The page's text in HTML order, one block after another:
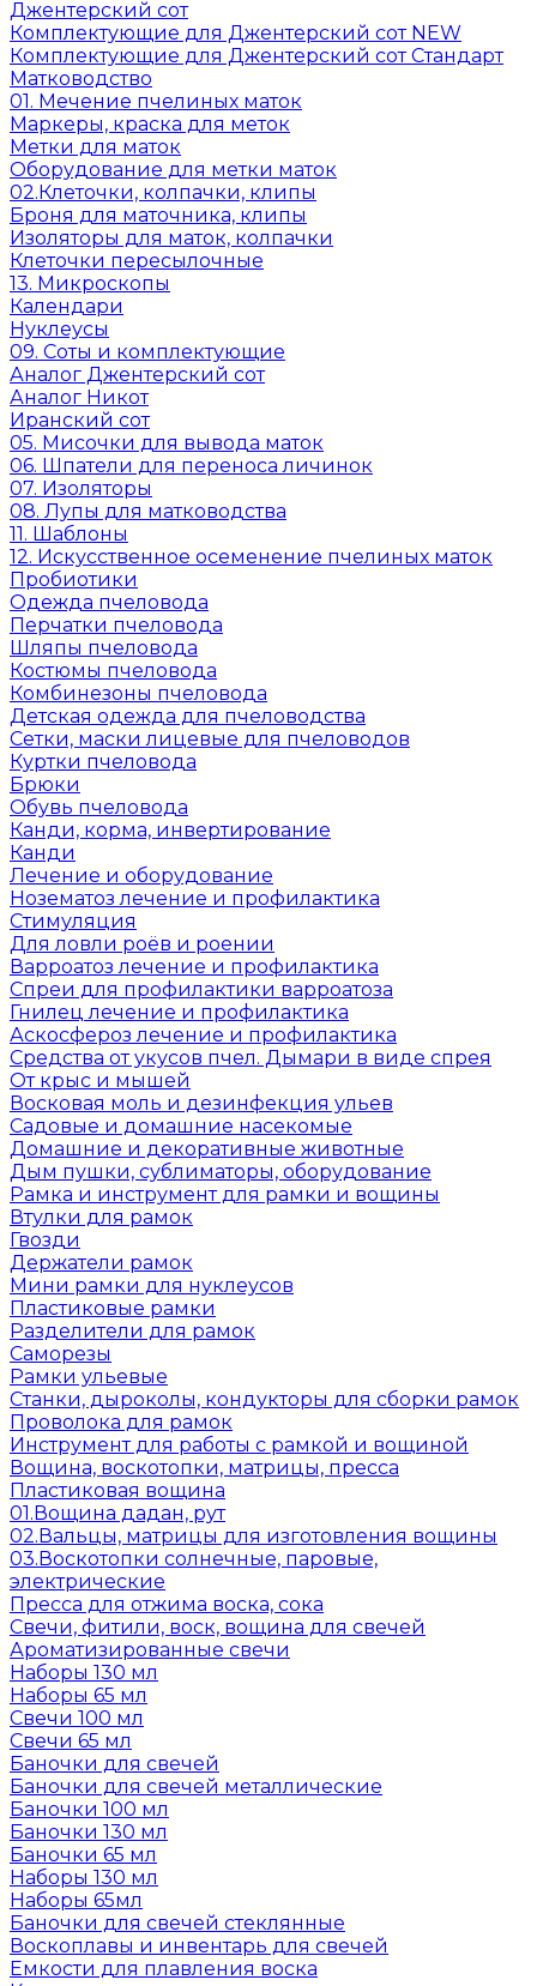
Джентерский сот
Комплектующие для Джентерский сот NEW
Комплектующие для Джентерский сот Стандарт
Матководство
01. Мечение пчелиных маток
Маркеры, краска для меток
Метки для маток
Оборудование для метки маток
02.Клеточки, колпачки, клипы
Броня для маточника, клипы
Изоляторы для маток, колпачки
Клеточки пересылочные
13. Микроскопы
Календари
Нуклеусы
09. Соты и комплектующие
Аналог Джентерский сот
Аналог Никот
Иранский сот
05. Мисочки для вывода маток
06. Шпатели для переноса личинок
07. Изоляторы
08. Лупы для матководства
11. Шаблоны
12. Искусственное осеменение пчелиных маток
Пробиотики
Одежда пчеловода
Перчатки пчеловода
Шляпы пчеловода
Костюмы пчеловода
Комбинезоны пчеловода
Детская одежда для пчеловодства
Сетки, маски лицевые для пчеловодов
Куртки пчеловода
Брюки
Обувь пчеловода
Канди, корма, инвертирование
Канди
Лечение и оборудование
Нозематоз лечение и профилактика
Стимуляция
Для ловли роёв и роении
Варроатоз лечение и профилактика
Спреи для профилактики варроатоза
Гнилец лечение и профилактика
Аскосфероз лечение и профилактика
Средства от укусов пчел. Дымари в виде спрея
От крыс и мышей
Восковая моль и дезинфекция ульев
Садовые и домашние насекомые
Домашние и декоративные животные
Дым пушки, сублиматоры, оборудование
Рамка и инструмент для рамки и вощины
Втулки для рамок
Гвозди
Держатели рамок
Мини рамки для нуклеусов
Пластиковые рамки
Разделители для рамок
Саморезы
Рамки ульевые
Станки, дыроколы, кондукторы для сборки рамок
Проволока для рамок
Инструмент для работы с рамкой и вощиной
Вощина, воскотопки, матрицы, пресса
Пластиковая вощина
01.Вощина дадан, рут
02.Вальцы, матрицы для изготовления вощины
03.Воскотопки солнечные, паровые,
электрические
Пресса для отжима воска, сока
Свечи, фитили, воск, вощина для свечей
Ароматизированные свечи
Наборы 130 мл
Наборы 65 мл
Свечи 100 мл
Свечи 65 мл
Баночки для свечей
Баночки для свечей металлические
Баночки 100 мл
Баночки 130 мл
Баночки 65 мл
Наборы 130 мл
Наборы 65мл
Баночки для свечей стеклянные
Воскоплавы и инвентарь для свечей
Емкости для плавления воска